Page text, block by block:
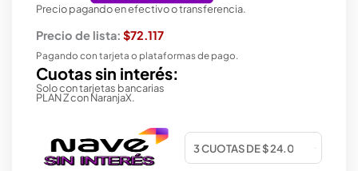
Precio pagando en efectivo o transferencia.
Precio de lista: $72.117
Pagando con tarjeta o plataformas de pago.
Cuotas sin interés:
Solo con tarjetas bancarias
PLAN Z con NaranjaX.